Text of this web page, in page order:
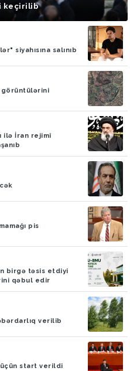
keçirilib
siyahısına salınıb
görüntülərini
ilə İran rejimi
pis
birgə təsis etdiyi
qəbul edir
verilib
start verildi